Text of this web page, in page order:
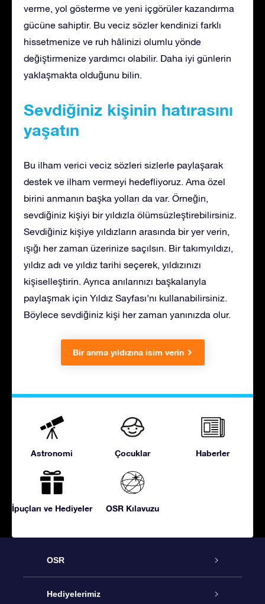
verme, yol gösterme ve yeni içgörüler kazandırma
gücüne sahiptir. Bu veciz sözler kendinizi farklı
hissetmenize ve ruh hâlinizi olumlu yönde
değiştirmenize yardımcı olabilir. Daha iyi günlerin
yaklaşmakta olduğunu bilin.
Sevdiğiniz kişinin hatırasını
yaşatın
Bu ilham verici veciz sözleri sizlerle paylaşarak
destek ve ilham vermeyi hedefliyoruz. Ama özel
birini anmanın başka yolları da var. Örneğin,
sevdiğiniz kişiyi bir yıldızla ölümsüzleştirebilirsiniz.
Sevdiğiniz kişiye yıldızların arasında bir yer verin,
ışığı her zaman üzerinize saçılsın. Bir takımyıldızı,
yıldız adı ve yıldız tarihi seçerek, yıldızınızı
kişiselleştirin. Ayrıca anılarınızı başkalarıyla
paylaşmak için Yıldız Sayfası’nı kullanabilirsiniz.
Böylece sevdiğiniz kişi her zaman yanınızda olur.
Bir anma yıldızına isim verin
Astronomi Çocuklar Haberler
İpuçları ve Hediyeler OSR Kılavuzu
OSR
Hizmet
Hediyelerimiz